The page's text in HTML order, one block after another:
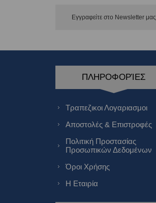
Εγγραφείτε στο Νewsletter μας
ΠΛΗΡΟΦΟΡΊΕΣ
Τραπεζικοι Λογαριασμοι
Αποστολές & Επιστροφές
Πολιτική Προστασίας
Προσωπικών Δεδομένων
Όροι Χρήσης
Η Εταιρία